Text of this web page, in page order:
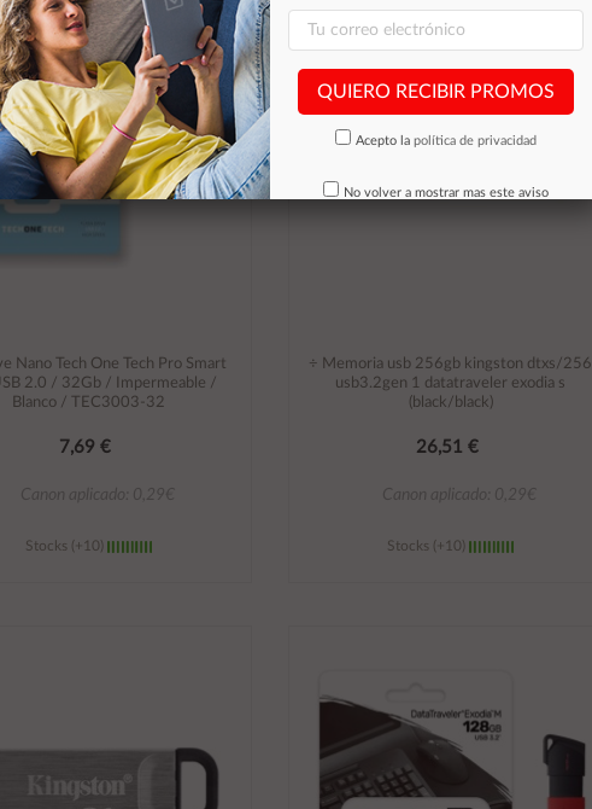
Nano Tech One Tech Pro Smart
2.0 / 32Gb / Impermeable /
Blanco / TEC3003-32
7,69 €
Canon aplicado: 0,29€
Stocks (+10)
÷ Memoria usb 256gb kingston dtxs/256
usb3.2gen 1 datatraveler exodia s
(black/black)
26,51 €
Canon aplicado: 0,29€
Stocks (+10)
QUIERO RECIBIR PROMOS
Acepto la política de privacidad
No volver a mostrar mas este aviso